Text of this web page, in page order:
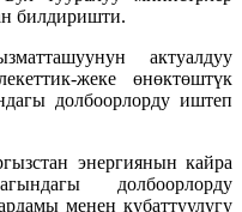
билдиришти.
актуалдуу
жеке өнөктөштүк
долбоорлорду иштеп
энергиянын кайра
долбоорлорду
менен кубаттуулугу